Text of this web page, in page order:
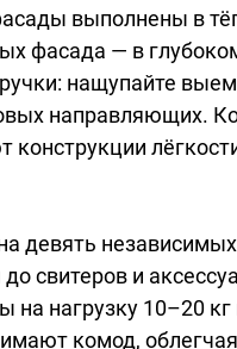
выполнены в
фасада — в
нащупайте
направляющих.
девять
до свитеров и
на нагрузку 10–20
комод,